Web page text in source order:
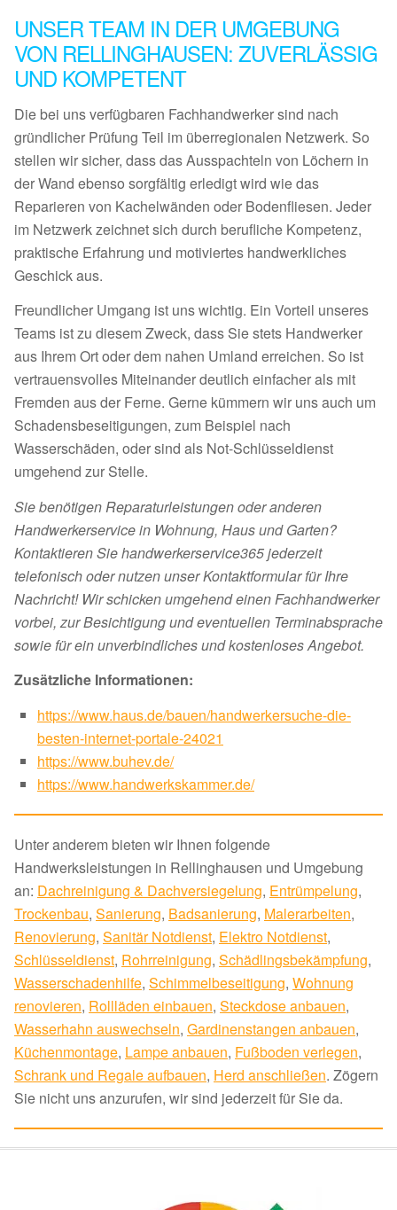
UNSER TEAM IN DER UMGEBUNG
VON RELLINGHAUSEN: ZUVERLÄSSIG
UND KOMPETENT
Die bei uns verfügbaren Fachhandwerker sind nach
gründlicher Prüfung Teil im überregionalen Netzwerk. So
stellen wir sicher, dass das Ausspachteln von Löchern in
der Wand ebenso sorgfältig erledigt wird wie das
Reparieren von Kachelwänden oder Bodenfliesen. Jeder
im Netzwerk zeichnet sich durch berufliche Kompetenz,
praktische Erfahrung und motiviertes handwerkliches
Geschick aus.
Freundlicher Umgang ist uns wichtig. Ein Vorteil unseres
Teams ist zu diesem Zweck, dass Sie stets Handwerker
aus Ihrem Ort oder dem nahen Umland erreichen. So ist
vertrauensvolles Miteinander deutlich einfacher als mit
Fremden aus der Ferne. Gerne kümmern wir uns auch um
Schadensbeseitigungen, zum Beispiel nach
Wasserschäden, oder sind als Not-Schlüsseldienst
umgehend zur Stelle.
Sie benötigen Reparaturleistungen oder anderen
Handwerkerservice in Wohnung, Haus und Garten?
Kontaktieren Sie handwerkerservice365 jederzeit
telefonisch oder nutzen unser Kontaktformular für Ihre
Nachricht! Wir schicken umgehend einen Fachhandwerker
vorbei, zur Besichtigung und eventuellen Terminabsprache
sowie für ein unverbindliches und kostenloses Angebot.
Zusätzliche Informationen:
https://www.haus.de/bauen/handwerkersuche-die-
besten-internet-portale-24021
https://www.buhev.de/
https://www.handwerkskammer.de/
Unter anderem bieten wir Ihnen folgende
Handwerksleistungen in Rellinghausen und Umgebung
an: Dachreinigung & Dachversiegelung, Entrümpelung,
Trockenbau, Sanierung, Badsanierung, Malerarbeiten,
Renovierung, Sanitär Notdienst, Elektro Notdienst,
Schlüsseldienst, Rohrreinigung, Schädlingsbekämpfung,
Wasserschadenhilfe, Schimmelbeseitigung, Wohnung
renovieren, Rollläden einbauen, Steckdose anbauen,
Wasserhahn auswechseln, Gardinenstangen anbauen,
Küchenmontage, Lampe anbauen, Fußboden verlegen,
Schrank und Regale aufbauen, Herd anschließen. Zögern
Sie nicht uns anzurufen, wir sind jederzeit für Sie da.